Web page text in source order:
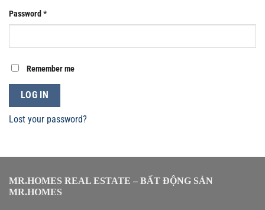
Password *
Remember me
LOG IN
Lost your password?
MR.HOMES REAL ESTATE – BẤT ĐỘNG SẢN
MR.HOMES